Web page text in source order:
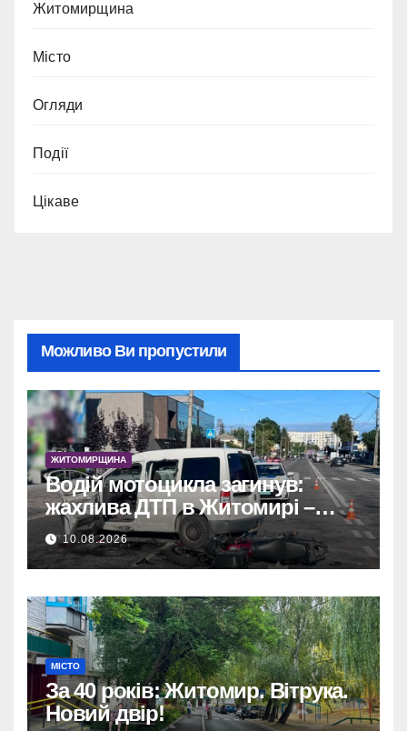
Житомирщина
Місто
Огляди
Події
Цікаве
Можливо Ви пропустили
ЖИТОМИРЩИНА
Водій мотоцикла загинув:
жахлива ДТП в Житомирі –
Zhitomir-OnLine
10.08.2026
МІСТО
За 40 років: Житомир. Вітрука.
Новий двір!